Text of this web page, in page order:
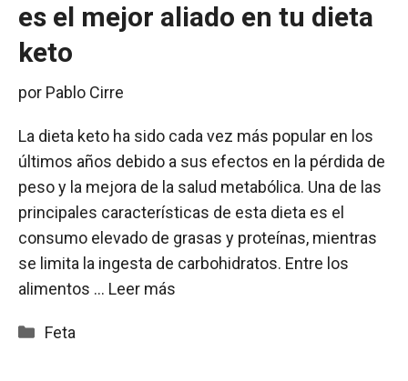
es el mejor aliado en tu dieta
keto
por Pablo Cirre
La dieta keto ha sido cada vez más popular en los
últimos años debido a sus efectos en la pérdida de
peso y la mejora de la salud metabólica. Una de las
principales características de esta dieta es el
consumo elevado de grasas y proteínas, mientras
se limita la ingesta de carbohidratos. Entre los
alimentos … Leer más
Categorías
Feta